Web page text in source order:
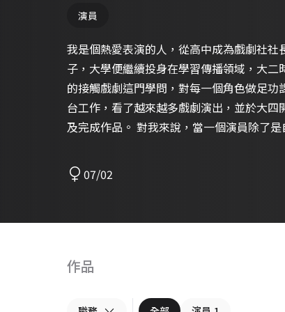
演員
我是個熱愛表演的人，從高中成為戲劇社
子，大學便繼續投身在學習傳播領域，大
的接觸戲劇這門學問，對每一個角色做足
台工作，看了越來越多戲劇演出，並於大
及完成作品。 對我來說，當一個演員除了
感覺，這便是是我最想成為演員的理由。
07/02
作品